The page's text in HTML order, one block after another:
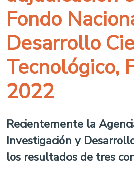
Fondo
Desarrollo
Tecnológico,
2022
Recientemente la
Investigación y
los resultados de tres